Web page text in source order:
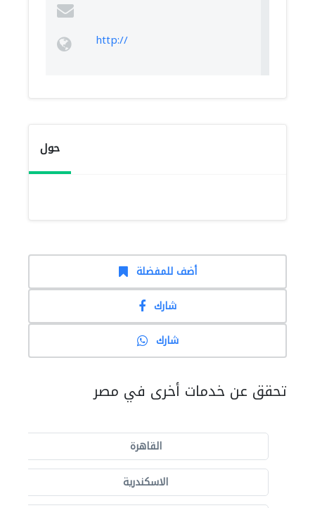
http://
حول
أضف للمفضلة
شارك
شارك
تحقق عن خدمات أخرى في مصر
القاهرة
الاسكندرية